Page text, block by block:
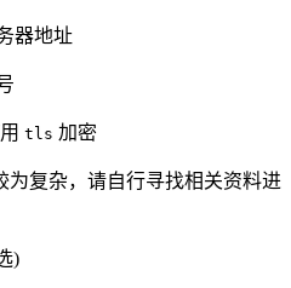
器地址
tls 加密
为复杂，请自行寻找相关资料进
)